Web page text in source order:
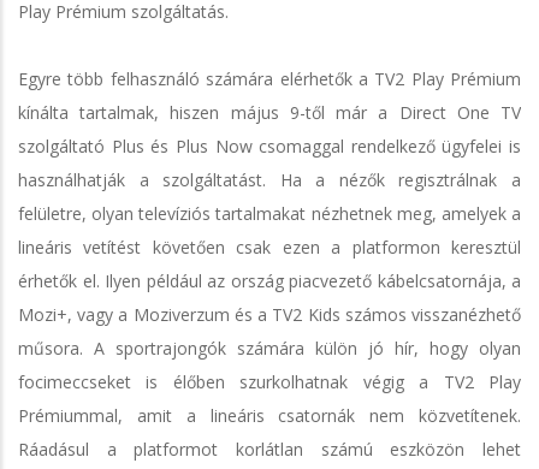
Play Prémium szolgáltatás.
Egyre több felhasználó számára elérhetők a TV2 Play Prémium
kínálta tartalmak, hiszen május 9-től már a Direct One TV
szolgáltató Plus és Plus Now csomaggal rendelkező ügyfelei is
használhatják a szolgáltatást. Ha a nézők regisztrálnak a
felületre, olyan televíziós tartalmakat nézhetnek meg, amelyek a
lineáris vetítést követően csak ezen a platformon keresztül
érhetők el. Ilyen például az ország piacvezető kábelcsatornája, a
Mozi+, vagy a Moziverzum és a TV2 Kids számos visszanézhető
műsora. A sportrajongók számára külön jó hír, hogy olyan
focimeccseket is élőben szurkolhatnak végig a TV2 Play
Prémiummal, amit a lineáris csatornák nem közvetítenek.
Ráadásul a platformot korlátlan számú eszközön lehet